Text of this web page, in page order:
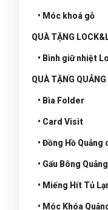
• Móc khoá gỗ
QUÀ TẶNG
• Bình giữ nhiệt
QUÀ TẶNG QUẢNG
• Bìa Folder
• Card Visit
• Đồng Hồ Quảng
• Gấu Bông
• Miếng Hít Tủ
• Móc Khóa